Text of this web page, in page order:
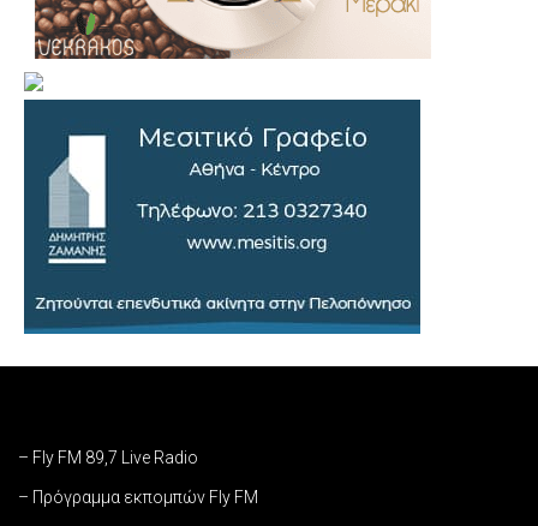
– Fly FM 89,7 Live Radio
– Πρόγραμμα εκπομπών Fly FM